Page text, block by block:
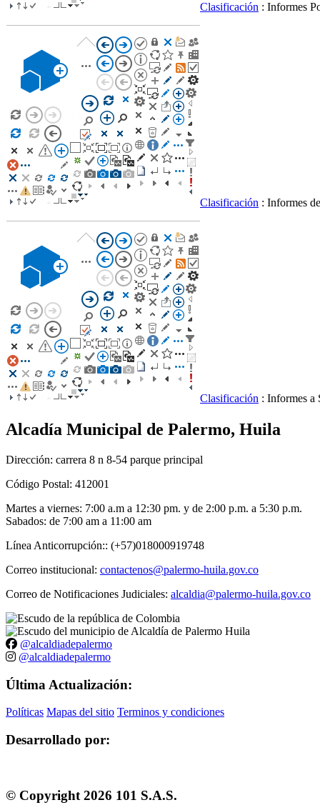
Clasificación : Informes
Clasificación : Informes
Clasificación : Informes a
Alcadía Municipal de Palermo, Huila
Dirección: carrera 8 n 8-54 parque principal
Código Postal: 412001
Martes a viernes: 7:00 a.m a 12:30 pm. y de 2:00 p.m. a 5:30 p.m.
Sabados: de 7:00 am a 11:00 am
Línea Anticorrupción:: (+57)018000919748
Correo institucional: contactenos@palermo-huila.gov.co
Correo de Notificaciones Judiciales: alcaldia@palermo-huila.gov.co
@alcaldiadepalermo
@alcaldiadepalermo
Última Actualización:
Políticas Mapas del sitio Terminos y condiciones
Desarrollado por:
© Copyright 2026 101 S.A.S.